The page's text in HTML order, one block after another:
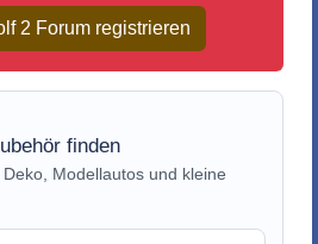
2 Forum registrieren
finden
Modellautos und kleine